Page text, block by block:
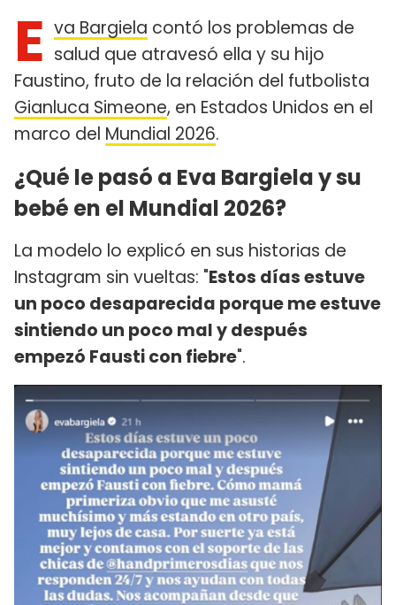
E va Bargiela contó los problemas de
salud que atravesó ella y su hijo
Faustino, fruto de la relación del futbolista
Gianluca Simeone, en Estados Unidos en el
marco del Mundial 2026.
¿Qué le pasó a Eva Bargiela y su
bebé en el Mundial 2026?
La modelo lo explicó en sus historias de
Instagram sin vueltas: "Estos días estuve
un poco desaparecida porque me estuve
sintiendo un poco mal y después
empezó Fausti con fiebre".